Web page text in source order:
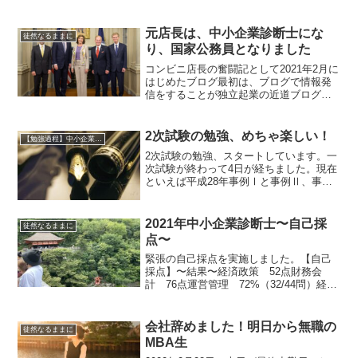
徒然なるままに
元店長は、中小企業診断士にな
り、国家公務員となりました
コンビニ店長の奮闘記として2021年2月に
はじめたブログ最初は、ブログで情報発
信をすることが独立起業の近道ブログを
でスタートしたこのサイト私自身も、人
生の大きな転機を...
【勉強過程】中小企業企業診断士 2次試験の勉強、めちゃ楽しい！
2次試験の勉強、スタートしています。一
次試験が終わって4日が経ちました。現在
といえば平成28年事例Ⅰと事例Ⅱ、事例
クしますね！この会社はどんな会社かな
ー、どういう戦略な...
徒然なるままに
2021年中小企業診断士〜自己採
点〜
緊張の自己採点を実施しました。【自己
採点】〜結果〜経済政策 52点財務会
計 76点運営管理 72%（32/44問）経営
と..292/500点ギリギリ突破？で...
徒然なるままに
会社辞めました！明日から無職の
MBA生